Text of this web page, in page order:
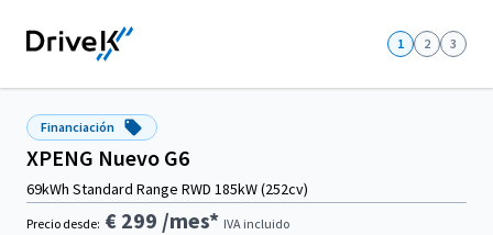
1 2 3
Financiación
XPENG Nuevo G6
69kWh Standard Range RWD 185kW (252cv)
Precio desde: € 299 /mes* IVA incluido